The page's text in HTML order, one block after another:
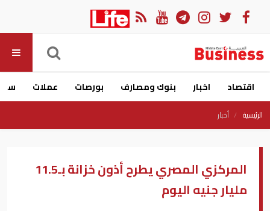
اقتصاد اخبار بنوك ومصارف بورصات عملات
الرئيسية أخبار
المركزي المصري يطرح أذون خزانة بـ11.5
مليار جنيه اليوم